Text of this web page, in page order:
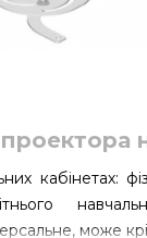
кабінетах:
може